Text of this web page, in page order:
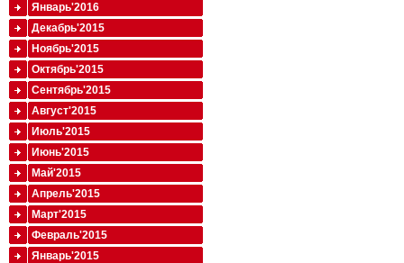
Январь'2016
Декабрь'2015
Ноябрь'2015
Октябрь'2015
Сентябрь'2015
Август'2015
Июль'2015
Июнь'2015
Май'2015
Апрель'2015
Март'2015
Февраль'2015
Январь'2015